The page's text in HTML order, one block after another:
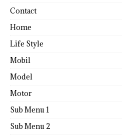
Contact
Home
Life Style
Mobil
Model
Motor
Sub Menu 1
Sub Menu 2